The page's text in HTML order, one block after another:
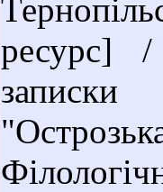
ресурс]
записки